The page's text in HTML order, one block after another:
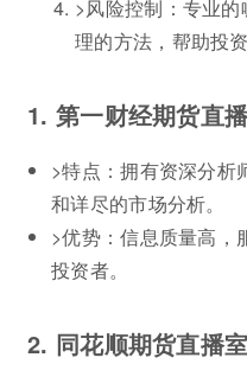
>风险控制：专业
理的方法，帮助投
1. 第一财经期货直
>特点：拥有资深分析
和详尽的市场分析。
>优势：信息质量高，
投资者。
2. 同花顺期货直播室